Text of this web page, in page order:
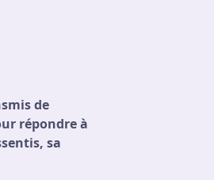
de
répondre à
sa